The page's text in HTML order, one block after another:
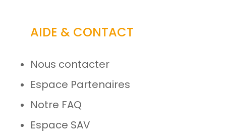
AIDE & CONTACT
Nous contacter
Espace Partenaires
Notre FAQ
Espace SAV